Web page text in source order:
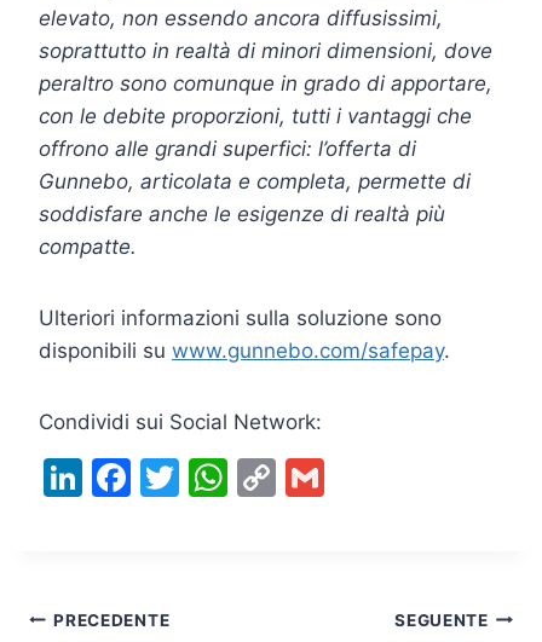
elevato, non essendo ancora diffusissimi,
soprattutto in realtà di minori dimensioni, dove
peraltro sono comunque in grado di apportare,
con le debite proporzioni, tutti i vantaggi che
offrono alle grandi superfici: l’offerta di
Gunnebo, articolata e completa, permette di
soddisfare anche le esigenze di realtà più
compatte.
Ulteriori informazioni sulla soluzione sono
disponibili su www.gunnebo.com/safepay.
Condividi sui Social Network:
Li
dI
F
b
T
W C
Navigazione
PRECEDENTE SEGUENTE